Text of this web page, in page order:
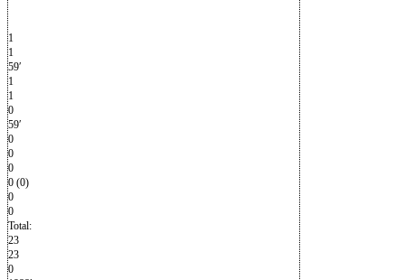
1
1
59′
1
1
0
59′
0
0
0
0 (0)
0
0
Total:
23
23
0